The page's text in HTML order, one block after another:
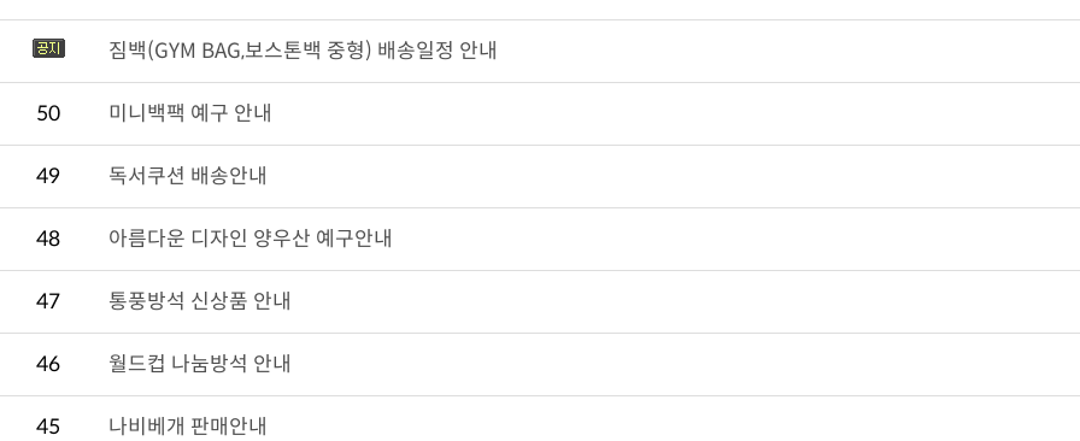
짐백(GYM BAG,보스톤백 중형) 배송일정 안내
50 미니백팩 예구 안내
49 독서쿠션 배송안내
48 아름다운 디자인 양우산 예구안내
47 통풍방석 신상품 안내
46 월드컵 나눔방석 안내
45 나비베개 판매안내